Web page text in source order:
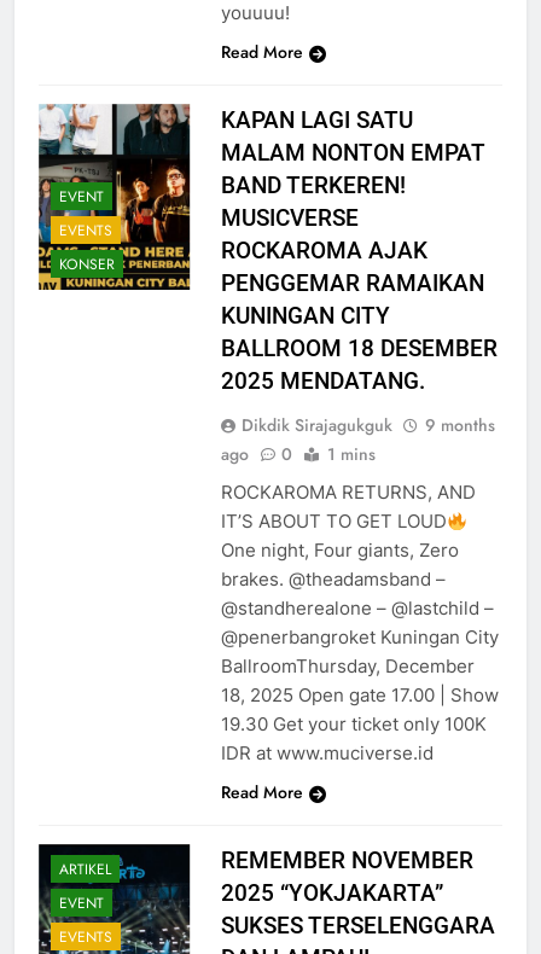
youuuu!
Read More
EVENT
EVENTS
KONSER
KAPAN LAGI SATU
MALAM NONTON EMPAT
BAND TERKEREN!
MUSICVERSE
ROCKAROMA AJAK
PENGGEMAR RAMAIKAN
KUNINGAN CITY
BALLROOM 18 DESEMBER
2025 MENDATANG.
Dikdik Sirajagukguk
9 months
ago
0 1 mins
ROCKAROMA RETURNS, AND
IT’S ABOUT TO GET LOUD
One night, Four giants, Zero
brakes. @theadamsband –
@standherealone – @lastchild –
@penerbangroket Kuningan City
BallroomThursday, December
18, 2025 Open gate 17.00 | Show
19.30 Get your ticket only 100K
IDR at www.muciverse.id
Read More
ARTIKEL
EVENT
EVENTS
REMEMBER NOVEMBER
2025 “YOKJAKARTA”
SUKSES TERSELENGGARA